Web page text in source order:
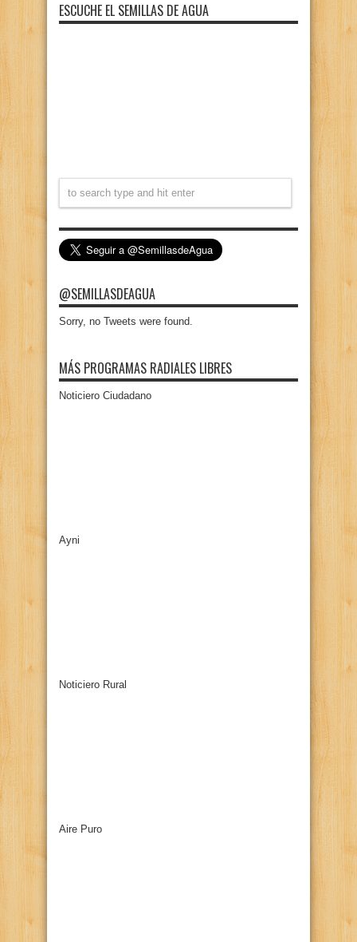
ESCUCHE EL SEMILLAS DE AGUA
@SEMILLASDEAGUA
Sorry, no Tweets were found.
MÁS PROGRAMAS RADIALES LIBRES
Noticiero Ciudadano
Ayni
Noticiero Rural
Aire Puro